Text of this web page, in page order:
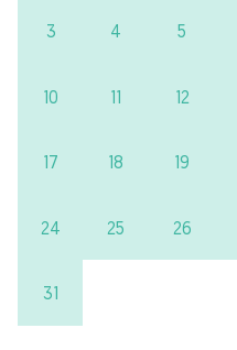
3 4 5
10 11 12
17 18 19
24 25 26
31